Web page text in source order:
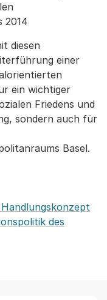
2014
diesen
einer
ein wichtiger
Friedens und
sondern auch für
Basel.
des